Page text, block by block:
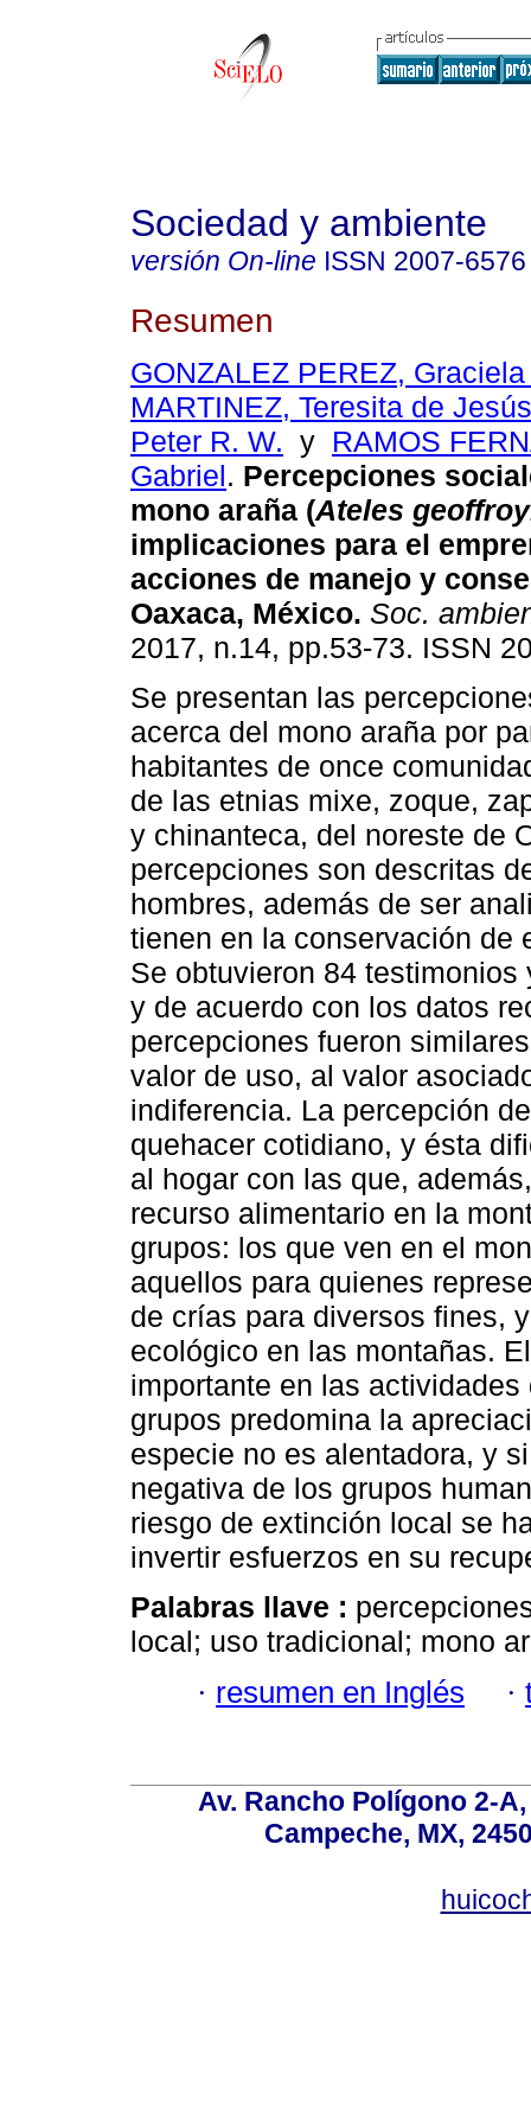
Sociedad y ambiente
versión On-line ISSN 2007-6576
Resumen
GONZALEZ PEREZ,
MARTINEZ, Teresita de Jesús
Peter R. W. y RAMOS
Gabriel. Percepciones
mono araña (Ateles
implicaciones para el
acciones de manejo y
Oaxaca, México. Soc.
2017, n.14, pp.53-73. ISSN
Se presentan las
acerca del mono araña por
habitantes de once
de las etnias mixe, zoque,
y chinanteca, del noreste de
percepciones son descritas
hombres, además de ser
tienen en la conservación de
Se obtuvieron 84
y de acuerdo con los datos
percepciones fueron
valor de uso, al valor
indiferencia. La percepción
quehacer cotidiano, y ésta
al hogar con las que,
recurso alimentario en la
grupos: los que ven en el
aquellos para quienes
de crías para diversos fines,
ecológico en las montañas.
importante en las
grupos predomina la
especie no es alentadora, y
negativa de los grupos
riesgo de extinción local se
invertir esfuerzos en su
Palabras llave :
local; uso tradicional; mono
· resumen en Inglés ·
Av. Rancho Polígono 2-
Campeche, MX,